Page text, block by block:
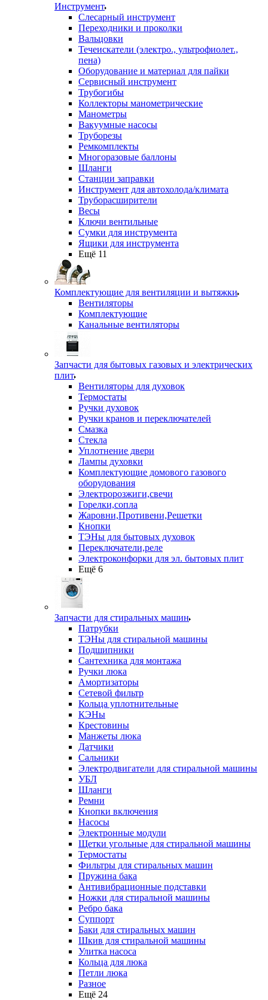
Инструмент
Слесарный инструмент
Переходники и проколки
Вальцовки
Течеискатели (электро., ультрофиолет.,
пена)
Оборудование и материал для пайки
Сервисный инструмент
Трубогибы
Коллекторы манометрические
Манометры
Вакуумные насосы
Труборезы
Ремкомплекты
Многоразовые баллоны
Шланги
Станции заправки
Инструмент для автохолода/климата
Труборасширители
Весы
Ключи вентильные
Сумки для инструмента
Ящики для инструмента
Ещё 11
Комплектующие для вентиляции и вытяжки
Вентиляторы
Комплектующие
Канальные вентиляторы
Запчасти для бытовых газовых и электрических
плит
Вентиляторы для духовок
Термостаты
Ручки духовок
Ручки кранов и переключателей
Смазка
Стекла
Уплотнение двери
Лампы духовки
Комплектующие домового газового
оборудования
Электророзжиги,свечи
Горелки,сопла
Жаровни,Противени,Решетки
Кнопки
ТЭНы для бытовых духовок
Переключатели,реле
Электроконфорки для эл. бытовых плит
Ещё 6
Запчасти для стиральных машин
Патрубки
ТЭНы для стиральной машины
Подшипники
Сантехника для монтажа
Ручки люка
Амортизаторы
Сетевой фильтр
Кольца уплотнительные
КЭНы
Крестовины
Манжеты люка
Датчики
Сальники
Электродвигатели для стиральной машины
УБЛ
Шланги
Ремни
Кнопки включения
Насосы
Электронные модули
Щетки угольные для стиральной машины
Термостаты
Фильтры для стиральных машин
Пружина бака
Антивибрационные подставки
Ножки для стиральной машины
Ребро бака
Суппорт
Баки для стиральных машин
Шкив для стиральной машины
Улитка насоса
Кольца для люка
Петли люка
Разное
Ещё 24